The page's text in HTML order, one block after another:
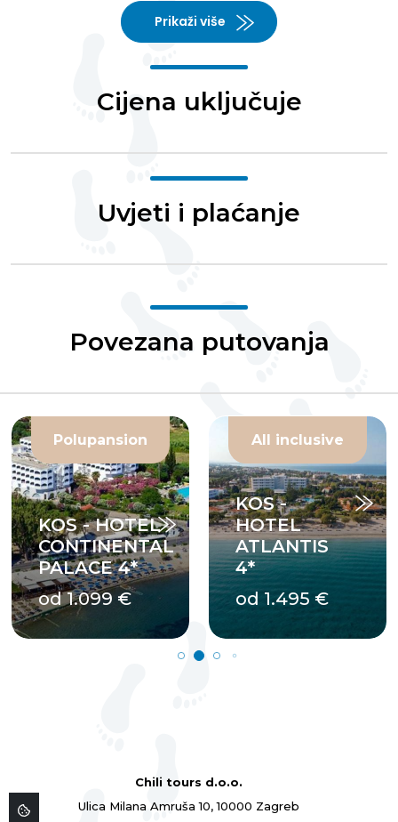
Prikaži više
Cijena uključuje
Uvjeti i plaćanje
Povezana putovanja
Polupansion
KOS - HOTEL
CONTINENTAL
PALACE 4*
od 1.099 €
All inclusive
KOS -
HOTEL
ATLANTIS
4*
od 1.495 €
Chili tours d.o.o.
Ulica Milana Amruša 10, 10000 Zagreb